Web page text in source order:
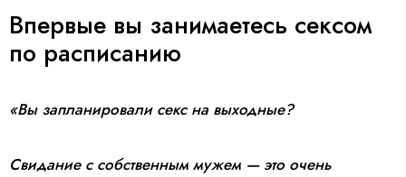
Впервые вы занимаетесь сексом
по расписанию
«Вы запланировали секс на выходные?
Свидание с собственным мужем — это очень